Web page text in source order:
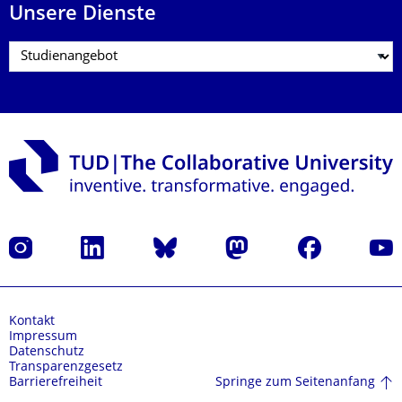
Unsere Dienste
Instagram LinkedIn Bluesky Mastodon Facebook
Kontakt
Impressum
Datenschutz
Transparenzgesetz
Barrierefreiheit
Springe zum Seitenanfang